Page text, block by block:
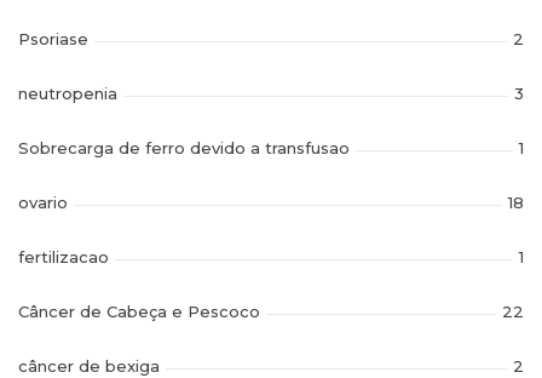
Psoriase 2
neutropenia 3
Sobrecarga de ferro devido a transfusao 1
ovario 18
fertilizacao 1
Câncer de Cabeça e Pescoco 22
câncer de bexiga 2